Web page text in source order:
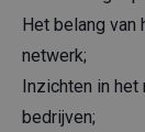
Het belang van
netwerk;
Inzichten in het
bedrijven;